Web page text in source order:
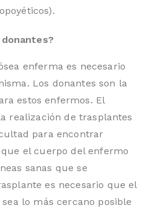
enferma es necesario
Los donantes son la
estos enfermos. El
realización de trasplantes
para encontrar
el cuerpo del enfermo
sanas que se
es necesario que el
lo más cercano posible